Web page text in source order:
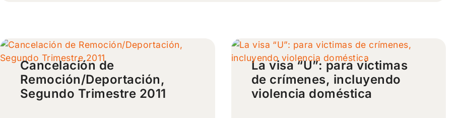
Cancelación de
Remoción/Deportación,
Segundo Trimestre 2011
La visa “U”: para victimas
de crímenes, incluyendo
violencia doméstica